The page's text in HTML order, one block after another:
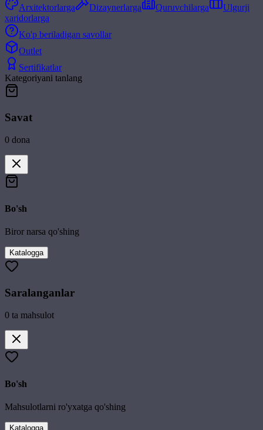
Arxitektorlarga
Dizaynerlarga Quruvchilarga
Ulgurji
xaridorlarga
Ko'p beriladigan savollar
Outlet
Sertifikatlar
Kategoriyani tanlang
Savat
0 dona
Bo'sh
Biror narsa qo'shing
Katalogga
Saralanganlar
0 ta mahsulot
Bo'sh
Mahsulotlarni ro'yxatga qo'shing
Katalogga